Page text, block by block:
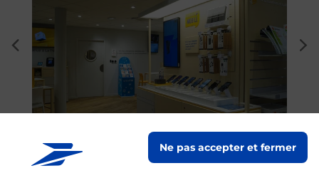
Ne pas accepter et fermer
Acheter un iPhone neuf ou reconditionné